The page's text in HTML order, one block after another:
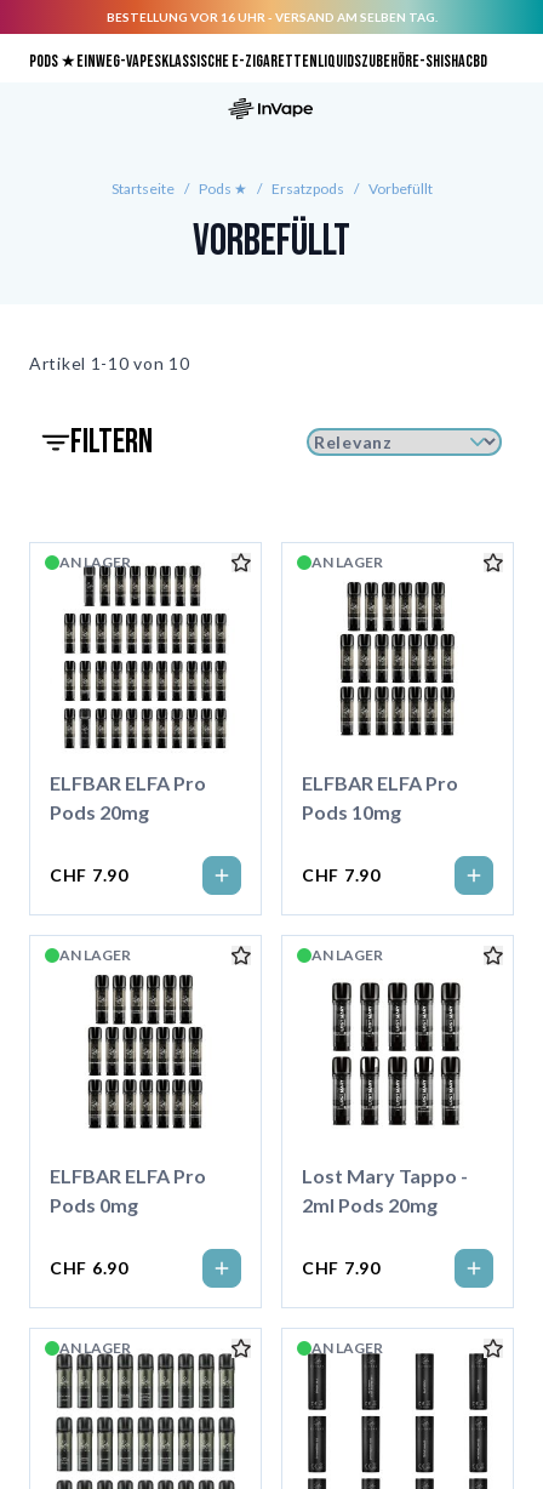
BESTELLUNG VOR 16 UHR - VERSAND AM SELBEN TAG.
Pods ★Einweg-VapesKlassische E-ZigarettenLiquidsZubehörE-ShishaCBD
Startseite / Pods ★ / Ersatzpods / Vorbefüllt
Vorbefüllt
Artikel 1-10 von 10
filtern
AN LAGER
ELFBAR ELFA Pro
Pods 20mg
CHF 7.90
AN LAGER
ELFBAR ELFA Pro
Pods 10mg
CHF 7.90
AN LAGER
ELFBAR ELFA Pro
Pods 0mg
CHF 6.90
AN LAGER
Lost Mary Tappo -
2ml Pods 20mg
CHF 7.90
AN LAGER AN LAGER